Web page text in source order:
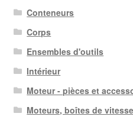
Conteneurs
Corps
Ensembles d'outils
Intérieur
Moteur - pièces et
Moteurs, boîtes de